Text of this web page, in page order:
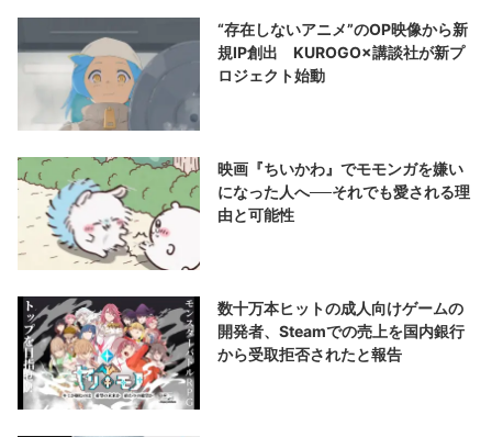
“存在しないアニメ”のOP映像から新
規IP創出 KUROGO×講談社が新プ
ロジェクト始動
映画『ちいかわ』でモモンガを嫌い
になった人へ──それでも愛される理
由と可能性
数十万本ヒットの成人向けゲームの
開発者、Steamでの売上を国内銀行
から受取拒否されたと報告